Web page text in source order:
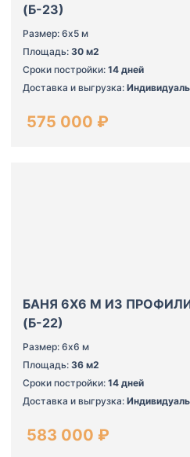
(Б-23)
Размер: 6х5 м
Площадь: 30 м2
Сроки постройки: 14 дней
Доставка и выгрузка:
575 000 ₽
БАНЯ 6Х6 М ИЗ
(Б-22)
Размер: 6х6 м
Площадь: 36 м2
Сроки постройки: 14 дней
Доставка и выгрузка:
583 000 ₽